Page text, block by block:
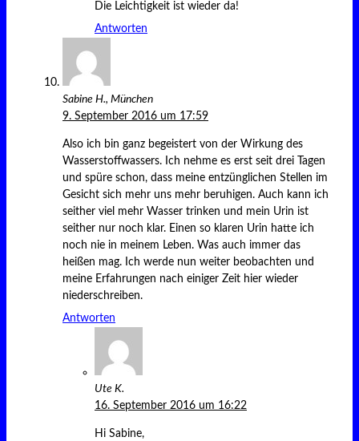
Die Leichtigkeit ist wieder da!
Antworten
Sabine H., München
9. September 2016 um 17:59
Also ich bin ganz begeistert von der Wirkung des
Wasserstoffwassers. Ich nehme es erst seit drei Tagen
und spüre schon, dass meine entzünglichen Stellen im
Gesicht sich mehr uns mehr beruhigen. Auch kann ich
seither viel mehr Wasser trinken und mein Urin ist
seither nur noch klar. Einen so klaren Urin hatte ich
noch nie in meinem Leben. Was auch immer das
heißen mag. Ich werde nun weiter beobachten und
meine Erfahrungen nach einiger Zeit hier wieder
niederschreiben.
Antworten
Ute K.
16. September 2016 um 16:22
Hi Sabine,